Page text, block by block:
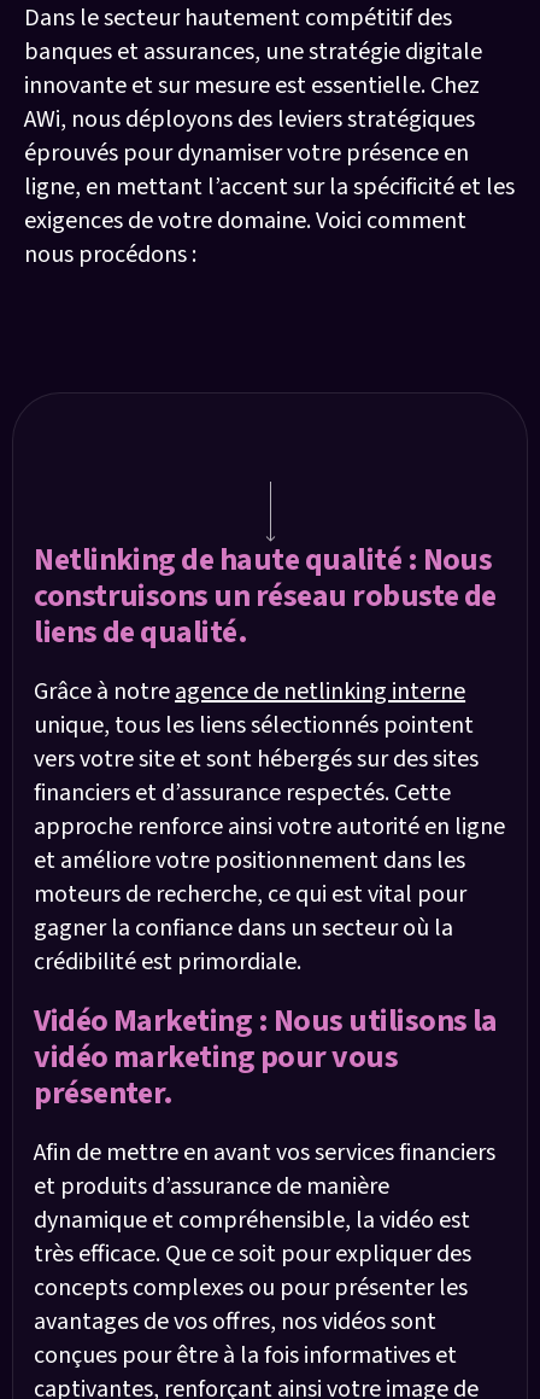
Dans le secteur hautement compétitif des
banques et assurances, une stratégie digitale
innovante et sur mesure est essentielle. Chez
AWi, nous déployons des leviers stratégiques
éprouvés pour dynamiser votre présence en
ligne, en mettant l’accent sur la spécificité et les
exigences de votre domaine. Voici comment
nous procédons :
Netlinking de haute qualité : Nous
construisons un réseau robuste de
liens de qualité.
Grâce à notreagence de netlinking interne
unique, tous les liens sélectionnés pointent
vers votre site et sont hébergés sur des sites
financiers et d’assurance respectés. Cette
approche renforce ainsi votre autorité en ligne
et améliore votre positionnement dans les
moteurs de recherche, ce qui est vital pour
gagner la confiance dans un secteur où la
crédibilité est primordiale.
Vidéo Marketing : Nous utilisons la
vidéo marketing pour vous
présenter.
Afin de mettre en avant vos services financiers
et produits d’assurance de manière
dynamique et compréhensible, la vidéo est
très efficace. Que ce soit pour expliquer des
concepts complexes ou pour présenter les
avantages de vos offres, nos vidéos sont
conçues pour être à la fois informatives et
captivantes, renforçant ainsi votre image de